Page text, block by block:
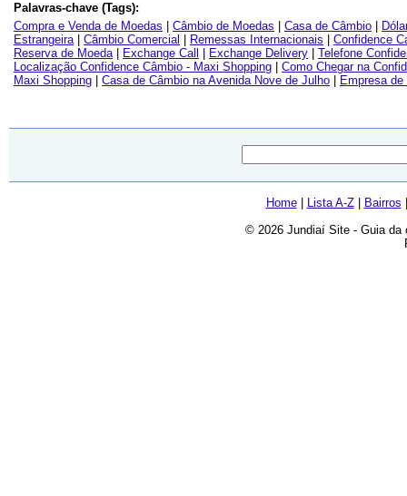
Palavras-chave (Tags):
Compra e Venda de Moedas
Câmbio de Moedas Casa de Câmbio
Estrangeira| Câmbio Comercial Remessas Internacionais
Confidence
Reserva de Moeda| Exchange Call Exchange Delivery
Telefone
Localização Confidence Câmbio - Maxi Shopping
Como Chegar na
Maxi Shopping
Casa de Câmbio na Avenida Nove de Julho Empresa de
Home| Lista A-Z| Bairros
© 2026 Jundiaí Site - Guia